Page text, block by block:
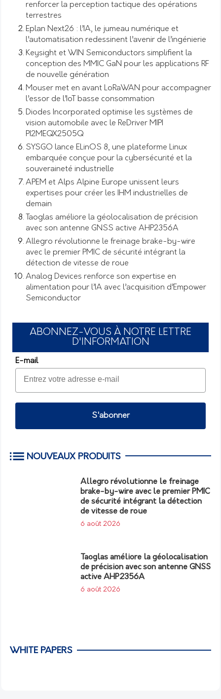
renforcer la perception tactique des opérations
terrestres
Eplan Next26 : l’IA, le jumeau numérique et
l’automatisation redessinent l’avenir de l’ingénierie
Keysight et WIN Semiconductors simplifient la
conception des MMIC GaN pour les applications RF
de nouvelle génération
Mouser met en avant LoRaWAN pour accompagner
l’essor de l’IoT basse consommation
Diodes Incorporated optimise les systèmes de
vision automobile avec le ReDriver MIPI
PI2MEQX2505Q
SYSGO lance ELinOS 8, une plateforme Linux
embarquée conçue pour la cybersécurité et la
souveraineté industrielle
APEM et Alps Alpine Europe unissent leurs
expertises pour créer les IHM industrielles de
demain
Taoglas améliore la géolocalisation de précision
avec son antenne GNSS active AHP2356A
Allegro révolutionne le freinage brake-by-wire
avec le premier PMIC de sécurité intégrant la
détection de vitesse de roue
Analog Devices renforce son expertise en
alimentation pour l’IA avec l’acquisition d’Empower
Semiconductor
ABONNEZ-VOUS À NOTRE LETTRE
D'INFORMATION
E-mail
S'abonner
NOUVEAUX PRODUITS
Allegro révolutionne le freinage
brake-by-wire avec le premier PMIC
de sécurité intégrant la détection
de vitesse de roue
6 août 2026
Taoglas améliore la géolocalisation
de précision avec son antenne GNSS
active AHP2356A
6 août 2026
WHITE PAPERS